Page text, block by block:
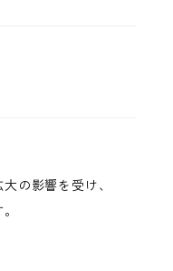
の影響を受け、